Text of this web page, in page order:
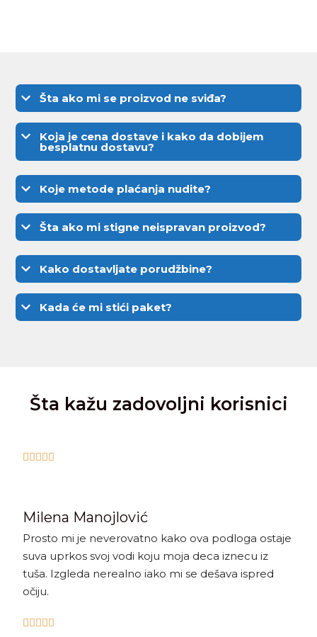
Šta ako mi se proizvod ne sviđa?
Koja je cena dostave i kako da dobijem
besplatnu dostavu?
Koje metode plaćanja nudite?
Šta ako mi stigne neispravan proizvod?
Kako dostavljate porudžbine?
Kada će mi stići paket?
Šta kažu zadovoljni korisnici
    
Milena Manojlović
Prosto mi je neverovatno kako ova podloga ostaje
suva uprkos svoj vodi koju moja deca iznecu iz
tuša. Izgleda nerealno iako mi se dešava ispred
očiju.
    